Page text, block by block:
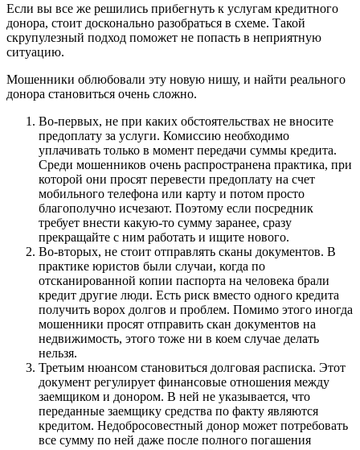
Если вы все же решились прибегнуть к услугам кредитного
донора, стоит досконально разобраться в схеме. Такой
скрупулезный подход поможет не попасть в неприятную
ситуацию.
Мошенники облюбовали эту новую нишу, и найти реального
донора становиться очень сложно.
Во-первых, не при каких обстоятельствах не вносите
предоплату за услуги. Комиссию необходимо
уплачивать только в момент передачи суммы кредита.
Среди мошенников очень распространена практика, при
которой они просят перевести предоплату на счет
мобильного телефона или карту и потом просто
благополучно исчезают. Поэтому если посредник
требует внести какую-то сумму заранее, сразу
прекращайте с ним работать и ищите нового.
Во-вторых, не стоит отправлять сканы документов. В
практике юристов были случаи, когда по
отсканированной копии паспорта на человека брали
кредит другие люди. Есть риск вместо одного кредита
получить ворох долгов и проблем. Помимо этого иногда
мошенники просят отправить скан документов на
недвижимость, этого тоже ни в коем случае делать
нельзя.
Третьим нюансом становиться долговая расписка. Этот
документ регулирует финансовые отношения между
заемщиком и донором. В ней не указывается, что
переданные заемщику средства по факту являются
кредитом. Недобросовестный донор может потребовать
все сумму по ней даже после полного погашения